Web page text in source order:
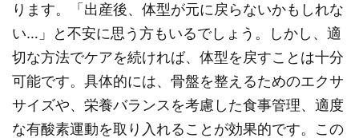
ります。「出産後、体型が元に戻らないかもしれな
い…」と不安に思う方もいるでしょう。しかし、適
切な方法でケアを続ければ、体型を戻すことは十分
可能です。具体的には、骨盤を整えるためのエクサ
サイズや、栄養バランスを考慮した食事管理、適度
な有酸素運動を取り入れることが効果的です。この